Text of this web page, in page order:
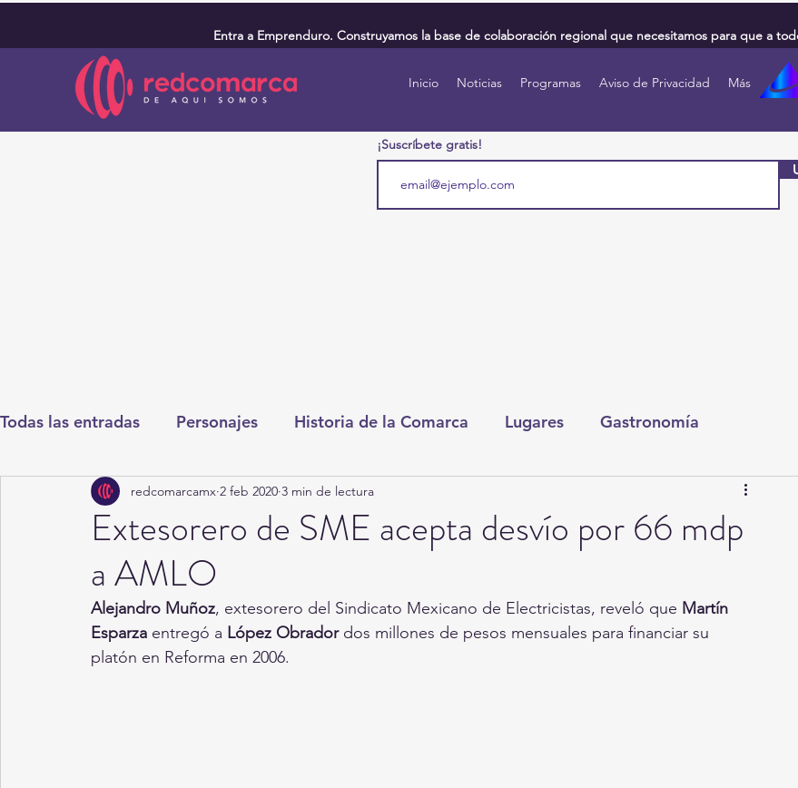
Entra a Emprenduro. Construyamos la base de colaboración regional que necesitamos para que a
Inicio Noticias Programas Aviso de Privacidad Más
¡Suscríbete gratis!
Todas las entradas Personajes Historia de la Comarca Lugares Gastronomía
Deportes Salud Entretenimiento Torreón
Round Cero Columnistas
Chismes Qué Curioso Gómez Palacio Comics Derechairos Fragmentos de la Historia
Extesorero de SME acepta desvío por 66 mdp
a AMLO
redcomarcamx 2 feb 2020 3 min de lectura
Alejandro Muñoz, extesorero del Sindicato Mexicano de Electricistas, reveló que Martín
Esparza entregó a López Obrador dos millones de pesos mensuales para financiar su
platón en Reforma en 2006.